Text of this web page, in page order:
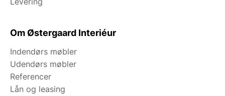
Om Østergaard Interiéur
Indendørs møbler
Udendørs møbler
Referencer
Lån og leasing